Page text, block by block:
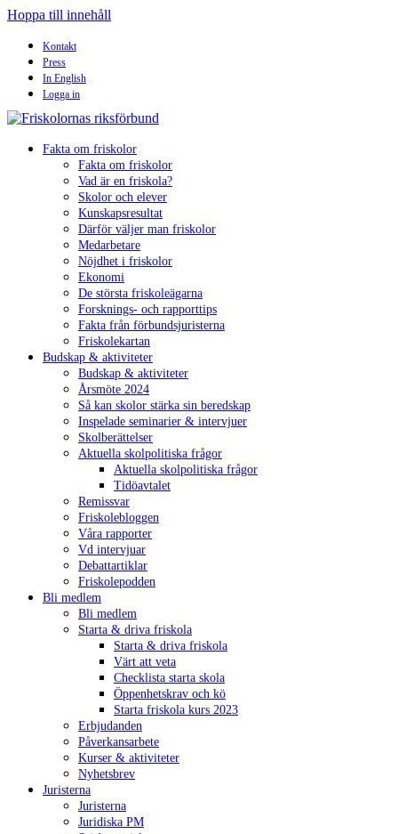
Hoppa till innehåll
Kontakt
Press
In English
Logga in
Fakta om friskolor
Fakta om friskolor
Vad är en friskola?
Skolor och elever
Kunskapsresultat
Därför väljer man friskolor
Medarbetare
Nöjdhet i friskolor
Ekonomi
De största friskoleägarna
Forsknings- och rapporttips
Fakta från förbundsjuristerna
Friskolekartan
Budskap & aktiviteter
Budskap & aktiviteter
Årsmöte 2024
Så kan skolor stärka sin beredskap
Inspelade seminarier & intervjuer
Skolberättelser
Aktuella skolpolitiska frågor
Aktuella skolpolitiska frågor
Tidöavtalet
Remissvar
Friskolebloggen
Våra rapporter
Vd intervjuar
Debattartiklar
Friskolepodden
Bli medlem
Bli medlem
Starta & driva friskola
Starta & driva friskola
Värt att veta
Checklista starta skola
Öppenhetskrav och kö
Starta friskola kurs 2023
Erbjudanden
Påverkansarbete
Kurser & aktiviteter
Nyhetsbrev
Juristerna
Juristerna
Juridiska PM